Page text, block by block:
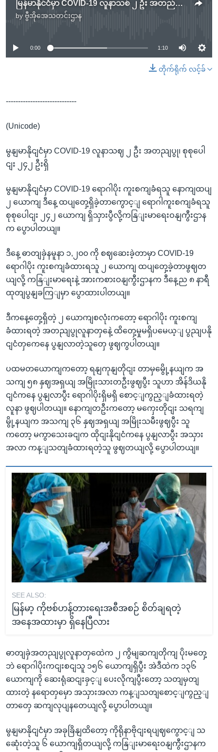
မြန်မာနိုင်ငံမှာ COVID-19 လူနာသစ် ၂ ဦး အတည်ပြု၊ စုစုပေါင်း ၂၄၂ ဦးရှိ
by ဗွီအိုအေသတင်းဌာန
No media source currently available
0:00 1:10
တိုက်ရိုက် လင့်ခ်
-----------------------------
(Unicode)
မွနျမာနိုငျငံမှာ COVID-19 လူနာသဈ ၂ ဦး အတညျပွု၊ စုစုပေါ
ငျး ၂၄၂ ဦးရှိ
မွနျမာနိုငျငံမှာ COVID-19 ရောဂါပိုး ကူးစကျခံရသူ နောကျထပျ
၂ ယောကျ ဒီနေ့ ထပျတှေ့ရှိခဲ့တာကွောင့ျ ရောဂါကူးစကျခံရသူ
စုစုပေါငျး ၂၄၂ ယောကျ ရှိသှားပွီလို့ကနြျးမာရေးဝနျကွီးဌာန
က ပွောပါတယျ။
ဒီနေ့ ဓာတျခှဲနမူနာ ၁,၂၀၀ ကို စဈဆေးခဲ့တာမှာ COVID-19
ရောဂါပိုး ကူးစကျခံထားရသူ ၂ ယောကျ ထပျတှေ့ခဲ့တာဖွဈတ
ယျလို့ ကနြျးမာရေးနဲ့ အားကစားဝနျကွီးဌာနက ဒီနေ့ည ၈ နာရီ
ထုတျပွနျခကြျမှာ ပွောထားပါတယျ။
ဒီကနေ့တှေ့ရှိတဲ့ ၂ ယောကျစလုံးကတော့ ရောဂါပိုး ကူးစကျ
ခံထားရတဲ့ အတညျပွုလူနာတှနေဲ့ ထိတှေ့မှုမရှိပမေယ့ျ ပွညျပနို
ငျငံတှကေနေ ပွနျလာတဲ့သူတှေ ဖွဈကွပါတယျ။
ပထမတယောကျကတော့ ရနျကုနျတိုငျး တာမှမွေို့နယျက အ
သကျ ၅၈ နှဈအရှယျ အမြိုးသားတဦးဖွဈပွီး သူဟာ အိန်ဒိယနို
ငျငံကနေ ပွနျလာပွီး ရောဂါပိုးရှိမရှိ စောင့ျကွည့ျခံထားရတဲ့
လူနာ ဖွဈပါတယျ။ နောကျတဦးကတော့ မကှေးတိုငျး သရကျ
မွို့နယျက အသကျ ၃၆ နှဈအရှယျ အမြိုးသမီးဖွဈပွီး သူ
ကတော့ မကွာသေးခငျက ထိုငျးနိုငျငံကနေ ပွနျလာပွီး အသှား
အလာ ကန့ျသတျခံထားရတဲ့သူ ဖွဈတယျလို့ ပွောပါတယျ။
SEE ALSO:
မြန်မာ့ ကိုဗစ်ဟန့်တားရေးအစီအစဉ် စိတ်ချရတဲ့
အနေအထားမှာ ရှိနေပြီလား
ဓာတျခှဲအတညျပွုလူနာတှထေဲက ၂ ကွိမျဆကျတိုကျ ပိုးမတှေ့
ဘဲ ရောဂါပိုးကငျးစငျသူ ၁၅၆ ယောကျရှိပွီး အဲဒီထဲက ၁၃၆
ယောကျကို ဆေးရုံဆငျးခှင့ျ ပေးလိုကျပွီးတော့ သတျမှတျ
ထားတဲ့ နရောတှမှော အသှားအလာ ကန့ျသတျစောင့ျကွည့ျ
တာတှေ ဆကျလုပျနတေယျလို့ ပွောပါတယျ။
မွနျမာနိုငျငံမှာ အခုခြိနျထိတော့ ကိုရိုနာဗိုငျးရပျဈကွောင့ျ သ
ဆေုံးတဲ့သူ ၆ ယောကျရှိတယျလို့ ကနြျးမာရေးဝနျကွီးဌာနက